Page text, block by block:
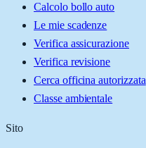
Calcolo bollo auto
Le mie scadenze
Verifica assicurazione
Verifica revisione
Cerca officina autorizzata
Classe ambientale
Sito